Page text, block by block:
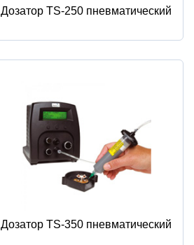
Дозатор TS-250 пневматический
Дозатор TS-350 пневматический